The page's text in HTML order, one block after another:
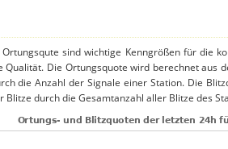
sind wichtige Kenngrößen für die
Qualität. Die Ortungsquote wird berechnet aus
die Anzahl der Signale einer Station. Die
Blitze durch die Gesamtanzahl aller Blitze des